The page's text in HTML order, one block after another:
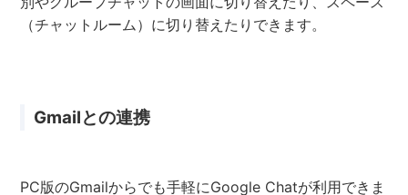
（チャットルーム）に切り替えたりできます。
Gmailとの連携
PC版のGmailからでも手軽にGoogle Chatが利用できま